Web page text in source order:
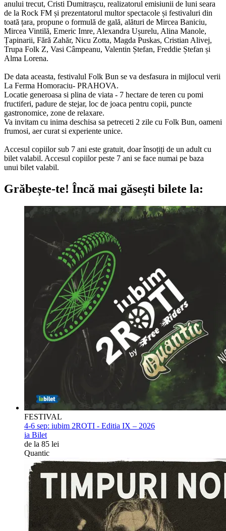
anului trecut, Cristi Dumitrașcu, realizatorul emisiunii de luni seara
de la Rock FM și prezentatorul multor spectacole și festivaluri din
toată țara, propune o formulă de gală, alături de Mircea Baniciu,
Mircea Vintilă, Emeric Imre, Alexandra Ușurelu, Alina Manole,
Țapinarii, Fără Zahăr, Nicu Zotta, Magda Puskas, Cristian Alivej,
Trupa Folk Z, Vasi Câmpeanu, Valentin Ștefan, Freddie Ștefan și
Alma Lorena.
De data aceasta, festivalul Folk Bun se va desfasura in mijlocul verii
La Ferma Homoraciu- PRAHOVA.
Locatie generoasa si plina de viata - 7 hectare de teren cu pomi
fructiferi, padure de stejar, loc de joaca pentru copii, puncte
gastronomice, zone de relaxare.
Va invitam cu inima deschisa sa petreceti 2 zile cu Folk Bun, oameni
frumosi, aer curat si experiente unice.
Accesul copiilor sub 7 ani este gratuit, doar însoțiți de un adult cu
bilet valabil. Accesul copiilor peste 7 ani se face numai pe baza
unui bilet valabil.
Grăbește-te! Încă mai găsești bilete la:
FESTIVAL
4-6 sep: iubim 2ROTI - Editia IX – 2026
ia Bilet
de la 85 lei
Quantic